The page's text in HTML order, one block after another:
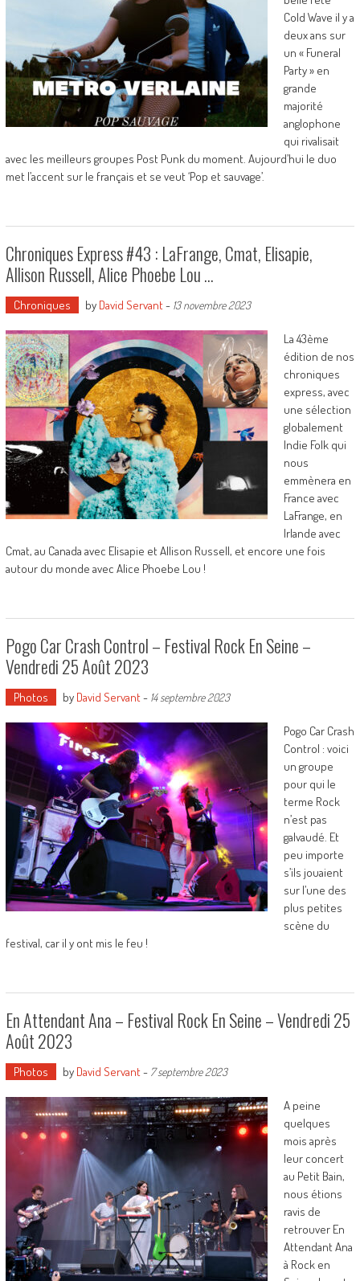
Cold Wave il y a
deux ans sur
un « Funeral
Party » en
grande
majorité
anglophone
qui rivalisait
avec les meilleurs groupes Post Punk du moment. Aujourd’hui le duo
met l’accent sur le français et se veut ‘Pop et sauvage’.
Chroniques Express #43 : LaFrange, Cmat, Elisapie,
Allison Russell, Alice Phoebe Lou …
Chroniques by David Servant- 13 novembre 2023
La 43ème
édition de nos
chroniques
express, avec
une sélection
globalement
Indie Folk qui
nous
emmènera en
France avec
LaFrange, en
Irlande avec
Cmat, au Canada avec Elisapie et Allison Russell, et encore une fois
autour du monde avec Alice Phoebe Lou !
Pogo Car Crash Control – Festival Rock En Seine –
Vendredi 25 Août 2023
Photos by David Servant- 14 septembre 2023
Pogo Car Crash
Control : voici
un groupe
pour qui le
terme Rock
n’est pas
galvaudé. Et
peu importe
s’ils jouaient
sur l’une des
plus petites
scène du
festival, car il y ont mis le feu !
En Attendant Ana – Festival Rock En Seine – Vendredi 25
Août 2023
Photos by David Servant- 7 septembre 2023
A peine
quelques
mois après
leur concert
au Petit Bain,
nous étions
ravis de
retrouver En
Attendant Ana
à Rock en